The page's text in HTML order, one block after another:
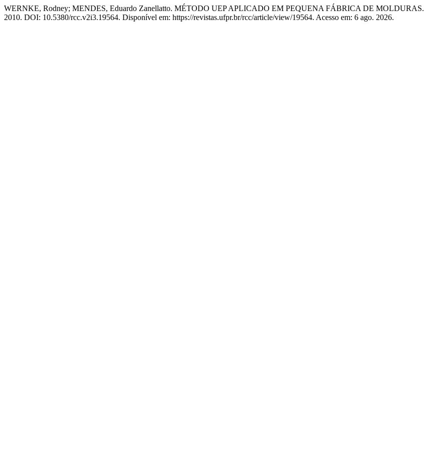
WERNKE, Rodney; MENDES, Eduardo Zanellatto. MÉTODO UEP APLICADO EM PEQUENA FÁBRICA DE MOLDURAS.
2010. DOI: 10.5380/rcc.v2i3.19564. Disponível em: https://revistas.ufpr.br/rcc/article/view/19564. Acesso em: 6 ago. 2026.